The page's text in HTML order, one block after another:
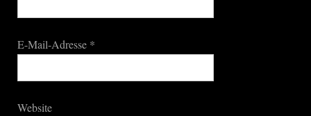
E-Mail-Adresse *
Website